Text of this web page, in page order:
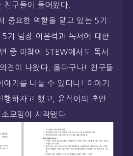
친구들이 들어왔다.
중요한 역할을 맡고 있는 5기
기 팀장 이윤석과 독서에 대한
중 이참에 STEW에서도 독서
견이 나왔다. 옳다구나! 친구들
야기를 나눌 수 있다니! 이야기
행하자고 했고, 윤석이의 초안
모임이 시작됐다.